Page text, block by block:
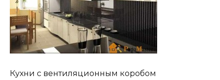
Кухни с вентиляционным коробом